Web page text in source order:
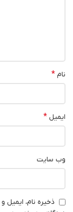
نام *
ایمیل *
وب‌ سایت
ذخیره نام، ایمیل